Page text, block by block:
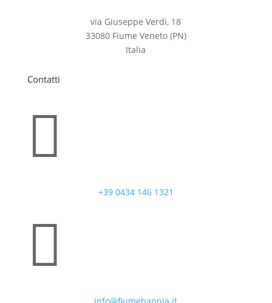
via Giuseppe Verdi, 18
33080 Fiume Veneto (PN)
Italia
Contatti

+39 0434 146 1321
